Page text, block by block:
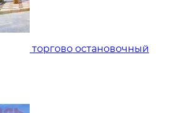
торгово остановочный